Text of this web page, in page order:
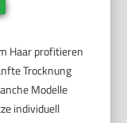
Haar profitieren
Trocknung
Modelle
individuell